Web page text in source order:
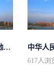
中华人民共和国城市房地产管理法 中华人
617人浏